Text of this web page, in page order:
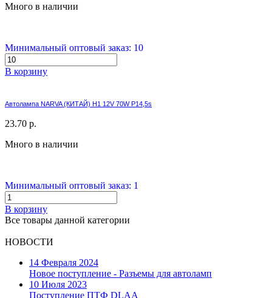
Много в наличии
Минимальный оптовый заказ: 10
В корзину
Автолампа NARVA (КИТАЙ) H1 12V 70W P14,5s
23.70 р.
Много в наличии
Минимальный оптовый заказ: 1
В корзину
Все товары данной категории
НОВОСТИ
14 Февраля 2024
Новое поступление - Разъемы для автоламп
10 Июля 2023
Поступление ПТФ DLAA